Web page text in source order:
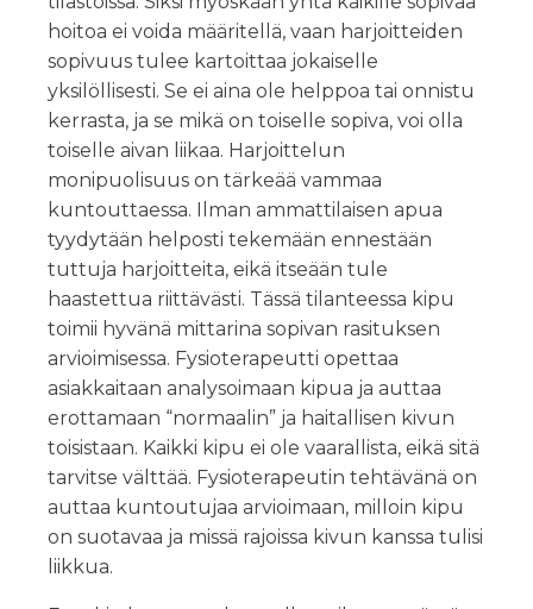
hoitoa ei voida määritellä, vaan harjoitteiden
sopivuus tulee kartoittaa jokaiselle
yksilöllisesti. Se ei aina ole helppoa tai onnistu
kerrasta, ja se mikä on toiselle sopiva, voi olla
toiselle aivan liikaa. Harjoittelun
monipuolisuus on tärkeää vammaa
kuntouttaessa. Ilman ammattilaisen apua
tyydytään helposti tekemään ennestään
tuttuja harjoitteita, eikä itseään tule
haastettua riittävästi. Tässä tilanteessa kipu
toimii hyvänä mittarina sopivan rasituksen
arvioimisessa. Fysioterapeutti opettaa
asiakkaitaan analysoimaan kipua ja auttaa
erottamaan “normaalin” ja haitallisen kivun
toisistaan. Kaikki kipu ei ole vaarallista, eikä sitä
tarvitse välttää. Fysioterapeutin tehtävänä on
auttaa kuntoutujaa arvioimaan, milloin kipu
on suotavaa ja missä rajoissa kivun kanssa tulisi
liikkua.